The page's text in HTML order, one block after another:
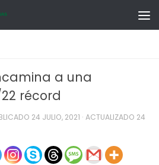
a una
récord
24 JULIO, 2021 · ACTUALIZADO 24